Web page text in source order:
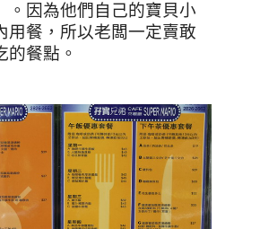
。因為他們自己的寶貝小
用餐，所以老闆一定賣敢
的餐點。